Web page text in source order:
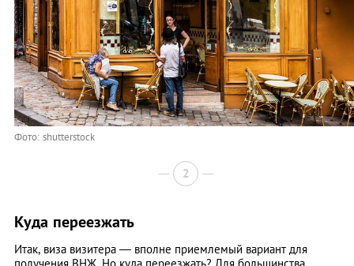
Фото: shutterstock
2
Куда переезжать
Итак, виза визитера — вполне приемлемый вариант для